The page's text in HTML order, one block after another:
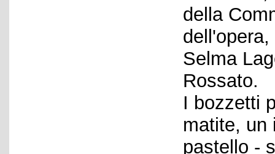
della
Selma
Rossato.
I bozzetti
matite, un
pastello -